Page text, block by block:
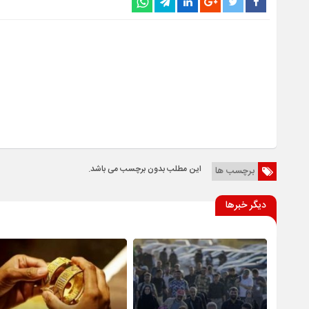
برچسب ها این مطلب بدون برچسب می باشد.
دیگر خبرها